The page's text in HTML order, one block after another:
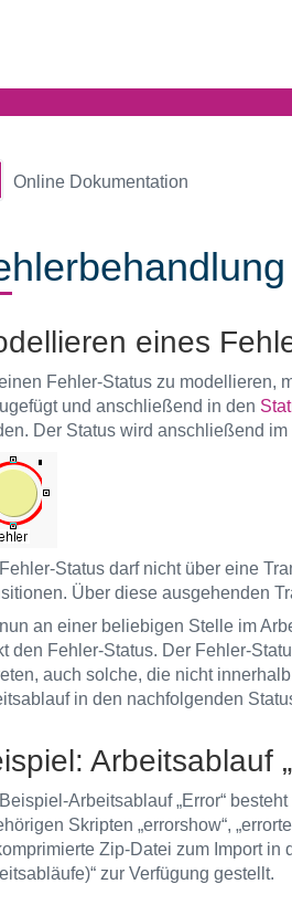
Online Dokumentation
eines
Fehler-Status zu modellieren,
und anschließend in den
Der Status wird anschließend
Status darf nicht über eine
Über diese ausgehenden
an einer beliebigen Stelle im
den Fehler-Status. Der Fehler-
auch solche, die nicht
in den nachfolgenden
Arbeitsablauf
Arbeitsablauf „Error“
Skripten „errorshow“,
Zip-Datei zum Import in
zur Verfügung gestellt.